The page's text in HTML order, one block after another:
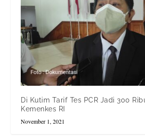
Di Kutim Tarif Tes PCR Jadi 300
Kemenkes RI
November 1, 2021